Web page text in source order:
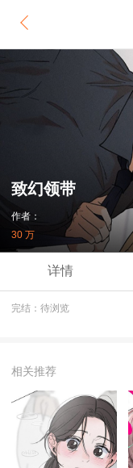
致幻领带
作者：
30 万
详情
完结：待浏览
相关推荐